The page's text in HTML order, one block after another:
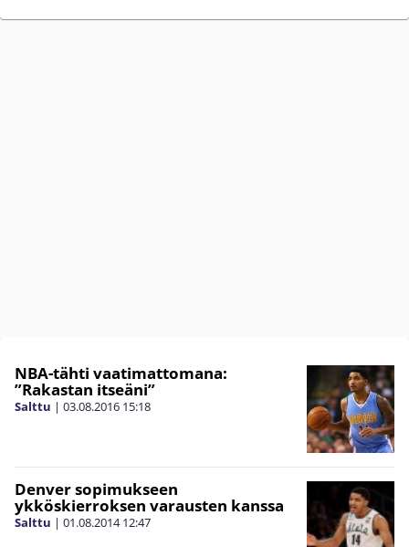
NBA-tähti vaatimattomana:
”Rakastan itseäni”
Salttu | 03.08.2016 15:18
Denver sopimukseen
ykköskierroksen varausten kanssa
Salttu | 01.08.2014 12:47